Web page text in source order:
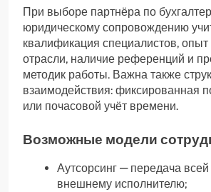
При выборе партнёра по
юридическому сопровождению
квалификация специалистов,
отрасли, наличие референций и
методик работы. Важна также
взаимодействия: фиксированная
или почасовой учёт времени.
Возможные модели
Аутсорсинг — передача
внешнему исполнителю;